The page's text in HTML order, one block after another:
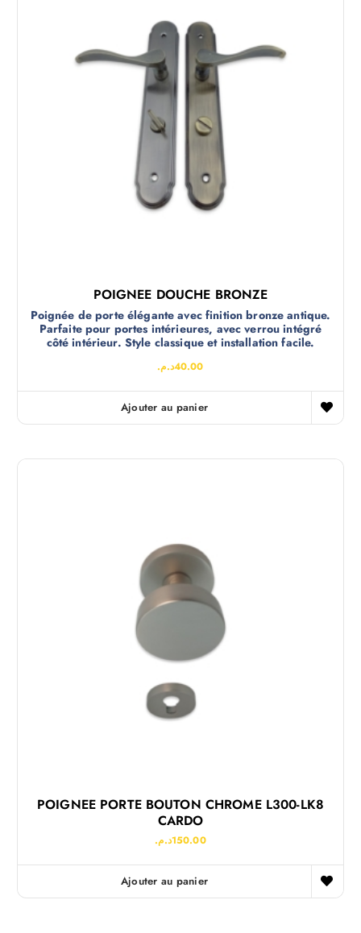
POIGNEE DOUCHE BRONZE
Poignée de porte élégante avec finition bronze antique.
Parfaite pour portes intérieures, avec verrou intégré
côté intérieur. Style classique et installation facile.
40.00د.م.
Ajouter au panier
POIGNEE PORTE BOUTON CHROME L300-LK8
CARDO
150.00د.م.
Ajouter au panier